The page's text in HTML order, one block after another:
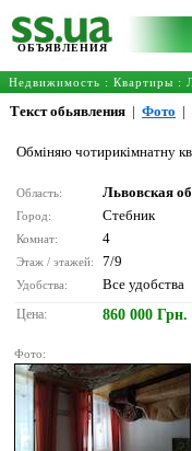
ОБЪЯВЛЕНИЯ
Недвижимость : Квартиры :
Текст обьявления | Фото |
Обміняю чотирикімнатну
Область: Львовская
Город: Стебник
Комнат: 4
Этаж / этажей: 7/9
Удобства: Все удобства
Цена: 860 000 Грн.
Фото: